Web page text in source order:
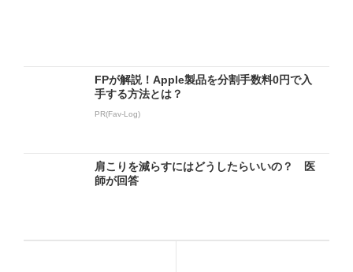
FPが解説！Apple製品を分割手数料0円で入
手する方法とは？
PR(Fav-Log)
肩こりを減らすにはどうしたらいいの？ 医
師が回答